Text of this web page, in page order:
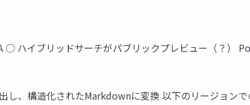
ハイブリッドサーチがパブリックプレビュー（？）
し、構造化されたMarkdownに変換 以下のリージョン